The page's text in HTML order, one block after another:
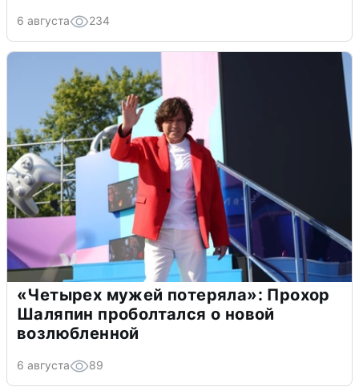
6 августа 234
«Четырех мужей потеряла»: Прохор
Шаляпин проболтался о новой
возлюбленной
6 августа 89